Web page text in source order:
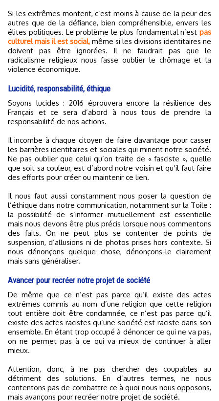
Si les extrêmes montent, c’est moins à cause de la peur des
autres que de la défiance, bien compréhensible, envers les
élites politiques. Le problème le plus fondamental n’est pas
culturel mais il est social, même si les divisions identitaires ne
doivent pas être ignorées. Il ne faudrait pas que le
radicalisme religieux nous fasse oublier le chômage et la
violence économique.
Lucidité, responsabilité, éthique
Soyons lucides : 2016 éprouvera encore la résilience des
Français et ce sera d’abord à nous tous de prendre la
responsabilité de nos actions.
Il incombe à chaque citoyen de faire davantage pour casser
les barrières identitaires et sociales qui minent notre société.
Ne pas oublier que celui qu’on traite de « fasciste », quelle
que soit sa couleur, est d’abord notre voisin et qu’il faut faire
des efforts pour créer ou maintenir ce lien.
Il nous faut aussi constamment nous poser la question de
l’éthique dans notre communication, notamment sur la Toile :
la possibilité de s’informer mutuellement est essentielle
mais nous devons être plus précis lorsque nous commentons
des faits. On ne peut plus se contenter de points de
suspension, d’allusions ni de photos prises hors contexte. Si
nous dénonçons quelque chose, dénonçons-le clairement
mais sans généraliser.
Avancer pour recréer notre projet de société
De même que ce n’est pas parce qu’il existe des actes
extrêmes commis au nom d’une religion que cette religion
tout entière doit être condamnée, ce n’est pas parce qu’il
existe des actes racistes qu’une société est raciste dans son
ensemble. En étant trop occupé à dénoncer ce qui ne va pas,
on ne permet pas à ce qui va mieux de continuer à aller
mieux.
Attention, donc, à ne pas chercher des coupables au
détriment des solutions. En d’autres termes, ne nous
contentons pas de combattre ce à quoi nous nous opposons,
mais avançons pour recréer notre projet de société.